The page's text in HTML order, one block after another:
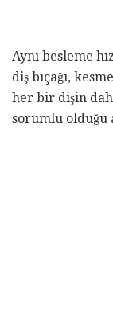
Aynı besleme
diş bıçağı,
her bir dişin
sorumlu olduğu